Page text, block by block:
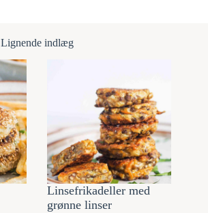
Lignende indlæg
Linsefrikadeller med
grønne linser